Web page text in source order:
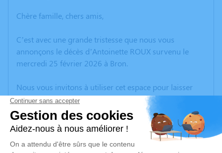
Chère famille, chers amis,
C’est avec une grande tristesse que nous vous
annonçons le décès d’Antoinette ROUX survenu le
mercredi 25 février 2026 à Bron.
Nous vous invitons à utiliser cet espace pour laisser
vos condoléances, partager des photos souvenirs, une
anecdote ou exprimer vos pensées à travers des
poèmes ou des textes. Cet endroit est un lieu
d'expression dédié à honorer la mémoire d’Antoinette
ROUX.